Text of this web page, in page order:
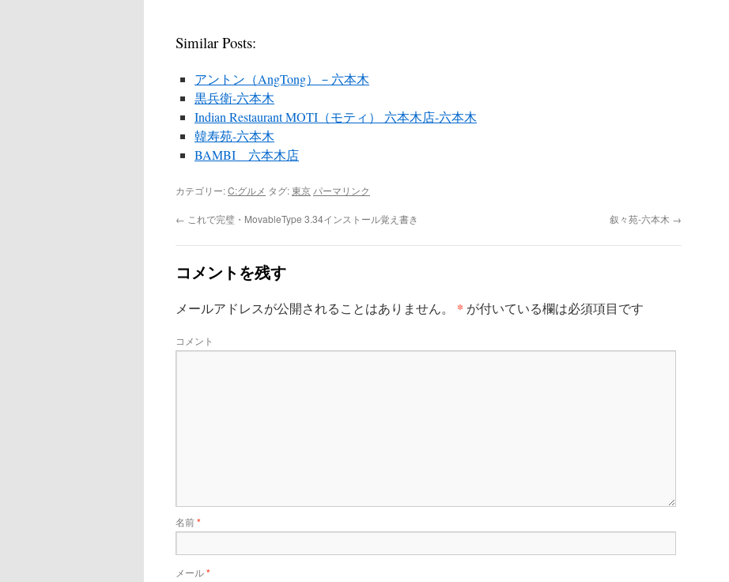
Similar Posts:
アントン（AngTong）－六本木
黒兵衛-六本木
Indian Restaurant MOTI（モティ） 六本木店-六本木
韓寿苑-六本木
BAMBI 六本木店
カテゴリー:C:グルメ タグ:東京 パーマリンク
← これで完璧・MovableType 3.34インストール覚え書き 叙々苑-六本木 →
コメントを残す
メールアドレスが公開されることはありません。 * が付いている欄は必須項目です
コメント
名前*
メール*